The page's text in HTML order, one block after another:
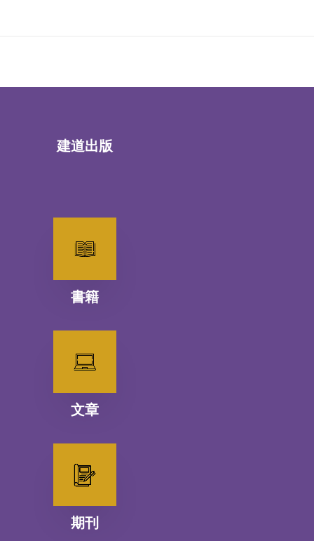
建道出版
書籍
文章
期刊